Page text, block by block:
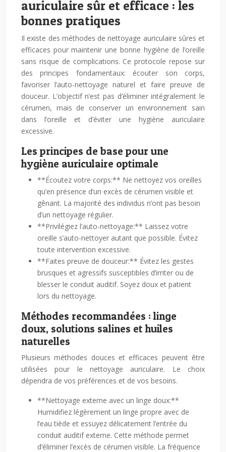
auriculaire sûr et efficace : les
bonnes pratiques
Il existe des méthodes de nettoyage auriculaire sûres et
efficaces pour maintenir une bonne hygiène de l’oreille
sans risque de complications. Ce protocole repose sur
des principes fondamentaux: écouter son corps,
favoriser l’auto-nettoyage naturel et faire preuve de
douceur. L’objectif n’est pas d’éliminer intégralement le
cérumen, mais de conserver un environnement sain
dans l’oreille et d’éviter une hygiène auriculaire
excessive.
Les principes de base pour une
hygiène auriculaire optimale
**Écoutez votre corps:** Ne nettoyez vos oreilles
qu’en présence d’un excès de cérumen visible et
gênant. La majorité des individus n’ont pas besoin
d’un nettoyage régulier.
**Privilégiez l’auto-nettoyage:** Laissez votre
oreille s’auto-nettoyer autant que possible. Évitez
toute intervention excessive.
**Faites preuve de douceur:** Évitez les gestes
brusques et agressifs susceptibles d’irriter ou de
blesser le conduit auditif. Soyez doux et patient
lors du nettoyage.
Méthodes recommandées : linge
doux, solutions salines et huiles
naturelles
Plusieurs méthodes douces et efficaces peuvent être
utilisées pour le nettoyage auriculaire. Le choix
dépendra de vos préférences et de vos besoins.
**Nettoyage externe avec un linge doux:**
Humidifiez légèrement un linge propre avec de
l’eau tiède et essuyez délicatement l’entrée du
conduit auditif externe. Cette méthode permet
d’éliminer l’excès de cérumen visible. La fréquence